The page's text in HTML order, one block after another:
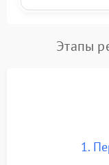
Этапы
1.